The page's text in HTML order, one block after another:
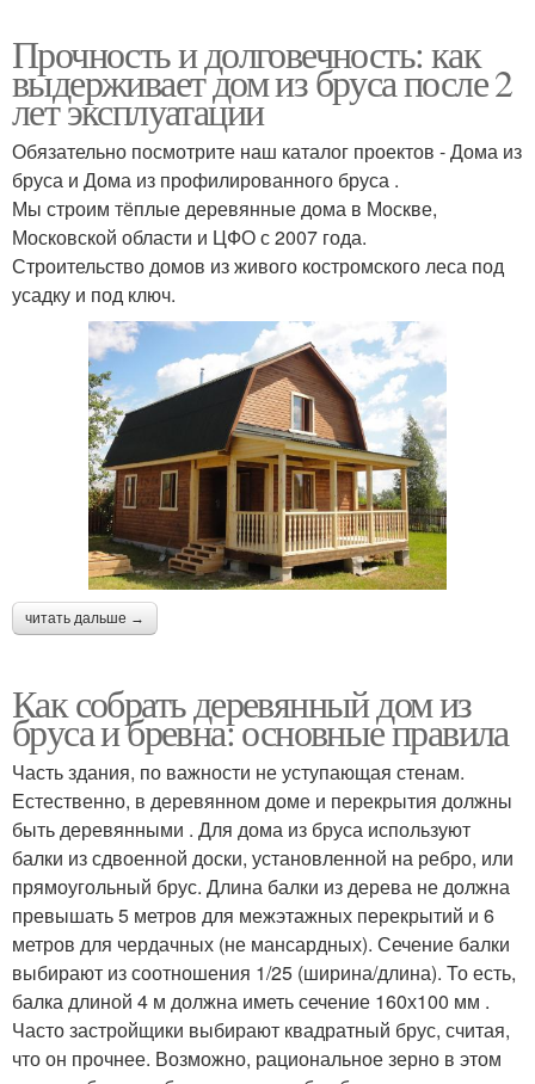
Прочность и долговечность: как
выдерживает дом из бруса после 2
лет эксплуатации
Обязательно посмотрите наш каталог проектов - Дома из
бруса и Дома из профилированного бруса .
Мы строим тёплые деревянные дома в Москве,
Московской области и ЦФО с 2007 года.
Строительство домов из живого костромского леса под
усадку и под ключ.
читать дальше →
Как собрать деревянный дом из
бруса и бревна: основные правила
Часть здания, по важности не уступающая стенам.
Естественно, в деревянном доме и перекрытия должны
быть деревянными . Для дома из бруса используют
балки из сдвоенной доски, установленной на ребро, или
прямоугольный брус. Длина балки из дерева не должна
превышать 5 метров для межэтажных перекрытий и 6
метров для чердачных (не мансардных). Сечение балки
выбирают из соотношения 1/25 (ширина/длина). То есть,
балка длиной 4 м должна иметь сечение 160х100 мм .
Часто застройщики выбирают квадратный брус, считая,
что он прочнее. Возможно, рациональное зерно в этом